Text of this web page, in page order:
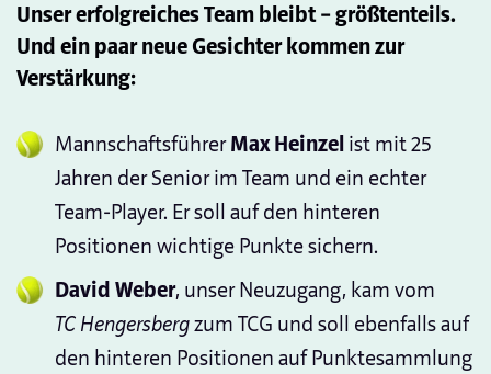
Unser erfolgreiches Team bleibt – größtenteils.
Und ein paar neue Gesichter kommen zur
Verstärkung:
MannschaftsführerMax Heinzel ist mit 25
Jahren der Senior im Team und ein echter
Team-Player. Er soll auf den hinteren
Positionen wichtige Punkte sichern.
David Weber, unser Neuzugang, kam vom
TC Hengersbergzum TCG und soll ebenfalls auf
den hinteren Positionen auf Punktesammlung